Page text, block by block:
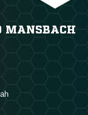
MANSBACH